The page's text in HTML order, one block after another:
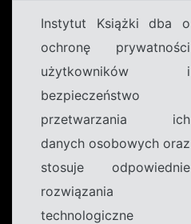
Instytut Książki dba o
ochronę prywatności
użytkowników i
bezpieczeństwo
przetwarzania ich
danych osobowych oraz
stosuje odpowiednie
rozwiązania
technologiczne